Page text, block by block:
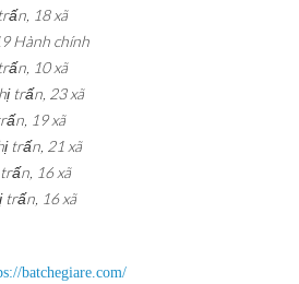
18 xã
Hành chính
10 xã
trấn, 23 xã
19 xã
trấn, 21 xã
16 xã
trấn, 16 xã
batchegiare.com/